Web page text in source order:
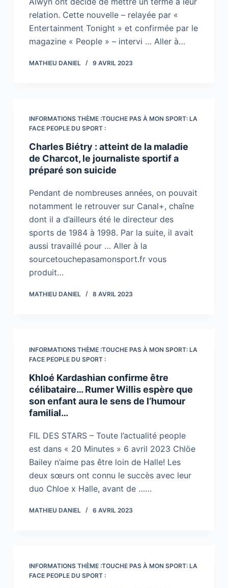
relation. Cette nouvelle – relayée par «
Entertainment Tonight » et confirmée par le
magazine « People » – intervi … Aller à…
MATHIEU DANIEL 9 AVRIL 2023
INFORMATIONS THÈME :TOUCHE PAS À MON SPORT: LA
FACE PEOPLE DU SPORT :
Charles Biétry : atteint de la maladie
de Charcot, le journaliste sportif a
préparé son suicide
Pendant de nombreuses années, on pouvait
notamment le retrouver sur Canal+, chaîne
dont il a d’ailleurs été le directeur des
sports de 1984 à 1998. Par la suite, il avait
aussi travaillé pour … Aller à la
sourcetouchepasamonsport.fr vous
produit…
MATHIEU DANIEL 8 AVRIL 2023
INFORMATIONS THÈME :TOUCHE PAS À MON SPORT: LA
FACE PEOPLE DU SPORT :
Khloé Kardashian confirme être
célibataire… Rumer Willis espère que
son enfant aura le sens de l’humour
familial…
FIL DES STARS – Toute l’actualité people
est dans « 20 Minutes » 6 avril 2023 Chlöe
Bailey n’aime pas être loin de Halle! Les
deux sœurs ont connu le succès avec leur
duo Chloe x Halle, avant de ……
MATHIEU DANIEL 6 AVRIL 2023
INFORMATIONS THÈME :TOUCHE PAS À MON SPORT: LA
FACE PEOPLE DU SPORT :